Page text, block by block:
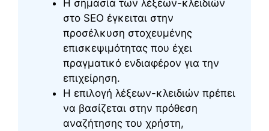
Η σημασία των λέξεων-κλειδιών
στο SEO έγκειται στην
προσέλκυση στοχευμένης
επισκεψιμότητας που έχει
πραγματικό ενδιαφέρον για την
επιχείρηση.
Η επιλογή λέξεων-κλειδιών πρέπει
να βασίζεται στην πρόθεση
αναζήτησης του χρήστη,